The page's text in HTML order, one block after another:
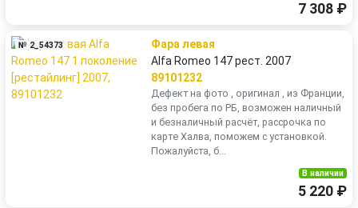
7 308 ₽
№ 2_54373
Фара левая
Alfa Romeo 147 рест. 2007
89101232
Дефект на фото , оригинал , из Франции,
без пробега по РБ, возможен наличный
и безналичный расчёт, рассрочка по
карте Халва, поможем с установкой.
Пожалуйста, б...
В наличии
5 220 ₽